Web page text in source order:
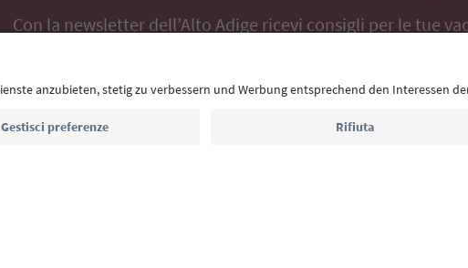
Con la newsletter dell’Alto Adige ricevi consigli per le tue